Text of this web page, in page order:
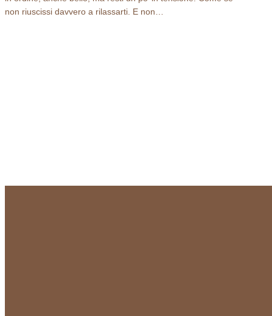
non riuscissi davvero a rilassarti. E non…